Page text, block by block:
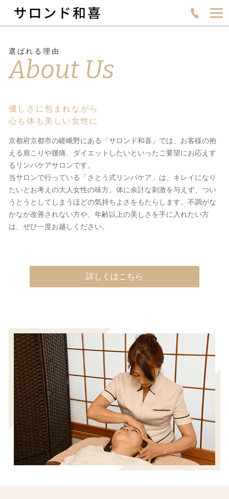
選ばれる理由
About Us
優しさに包まれながら
心も体も美しい女性に
京都府京都市の嵯峨野にある「サロンド和喜」では、お客様の抱
える肩こりや腰痛、ダイエットしたいといったご要望にお応えす
るリンパケアサロンです。
当サロンで行っている「さとう式リンパケア」は、キレイになり
たいとお考えの大人女性の味方。体に余計な刺激を与えず、つい
うとうとしてしまうほどの気持ちよさをもたらします。不調がな
かなか改善されない方や、年齢以上の美しさを手に入れたい方
は、ぜひ一度お越しください。
詳しくはこちら